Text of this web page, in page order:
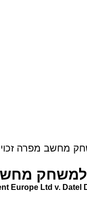
מחשב מפרה
Europe Ltd v. Datel